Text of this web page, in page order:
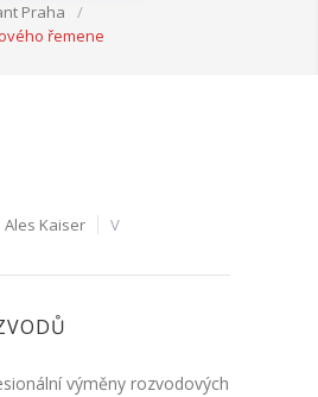
Praha
/
řemene
Ales Kaiser V
výměny rozvodových